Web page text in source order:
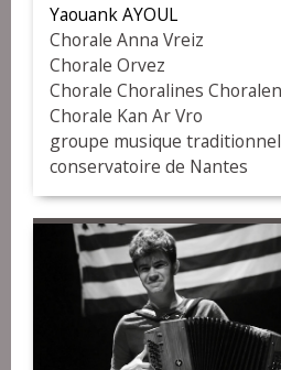
Yaouank AYOUL
Chorale Anna Vreiz
Chorale Orvez
Chorale Choralines Choralen
Chorale Kan Ar Vro
groupe musique
conservatoire de Nantes